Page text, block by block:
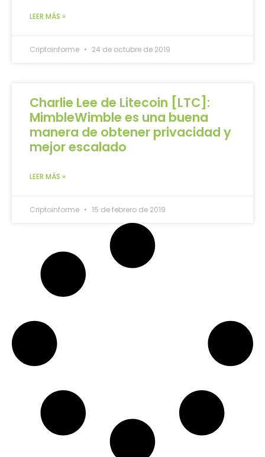
LEER MÁS »
Criptoinforme 24 de octubre de 2019
Charlie Lee de Litecoin [LTC]:
MimbleWimble es una buena
manera de obtener privacidad y
mejor escalado
LEER MÁS »
Criptoinforme 15 de febrero de 2019